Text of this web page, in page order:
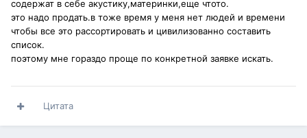
содержат в себе акустику,материнки,еще чтото.
это надо продать.в тоже время у меня нет людей и времени
чтобы все это рассортировать и цивилизованно составить
список.
поэтому мне гораздо проще по конкретной заявке искать.
Цитата